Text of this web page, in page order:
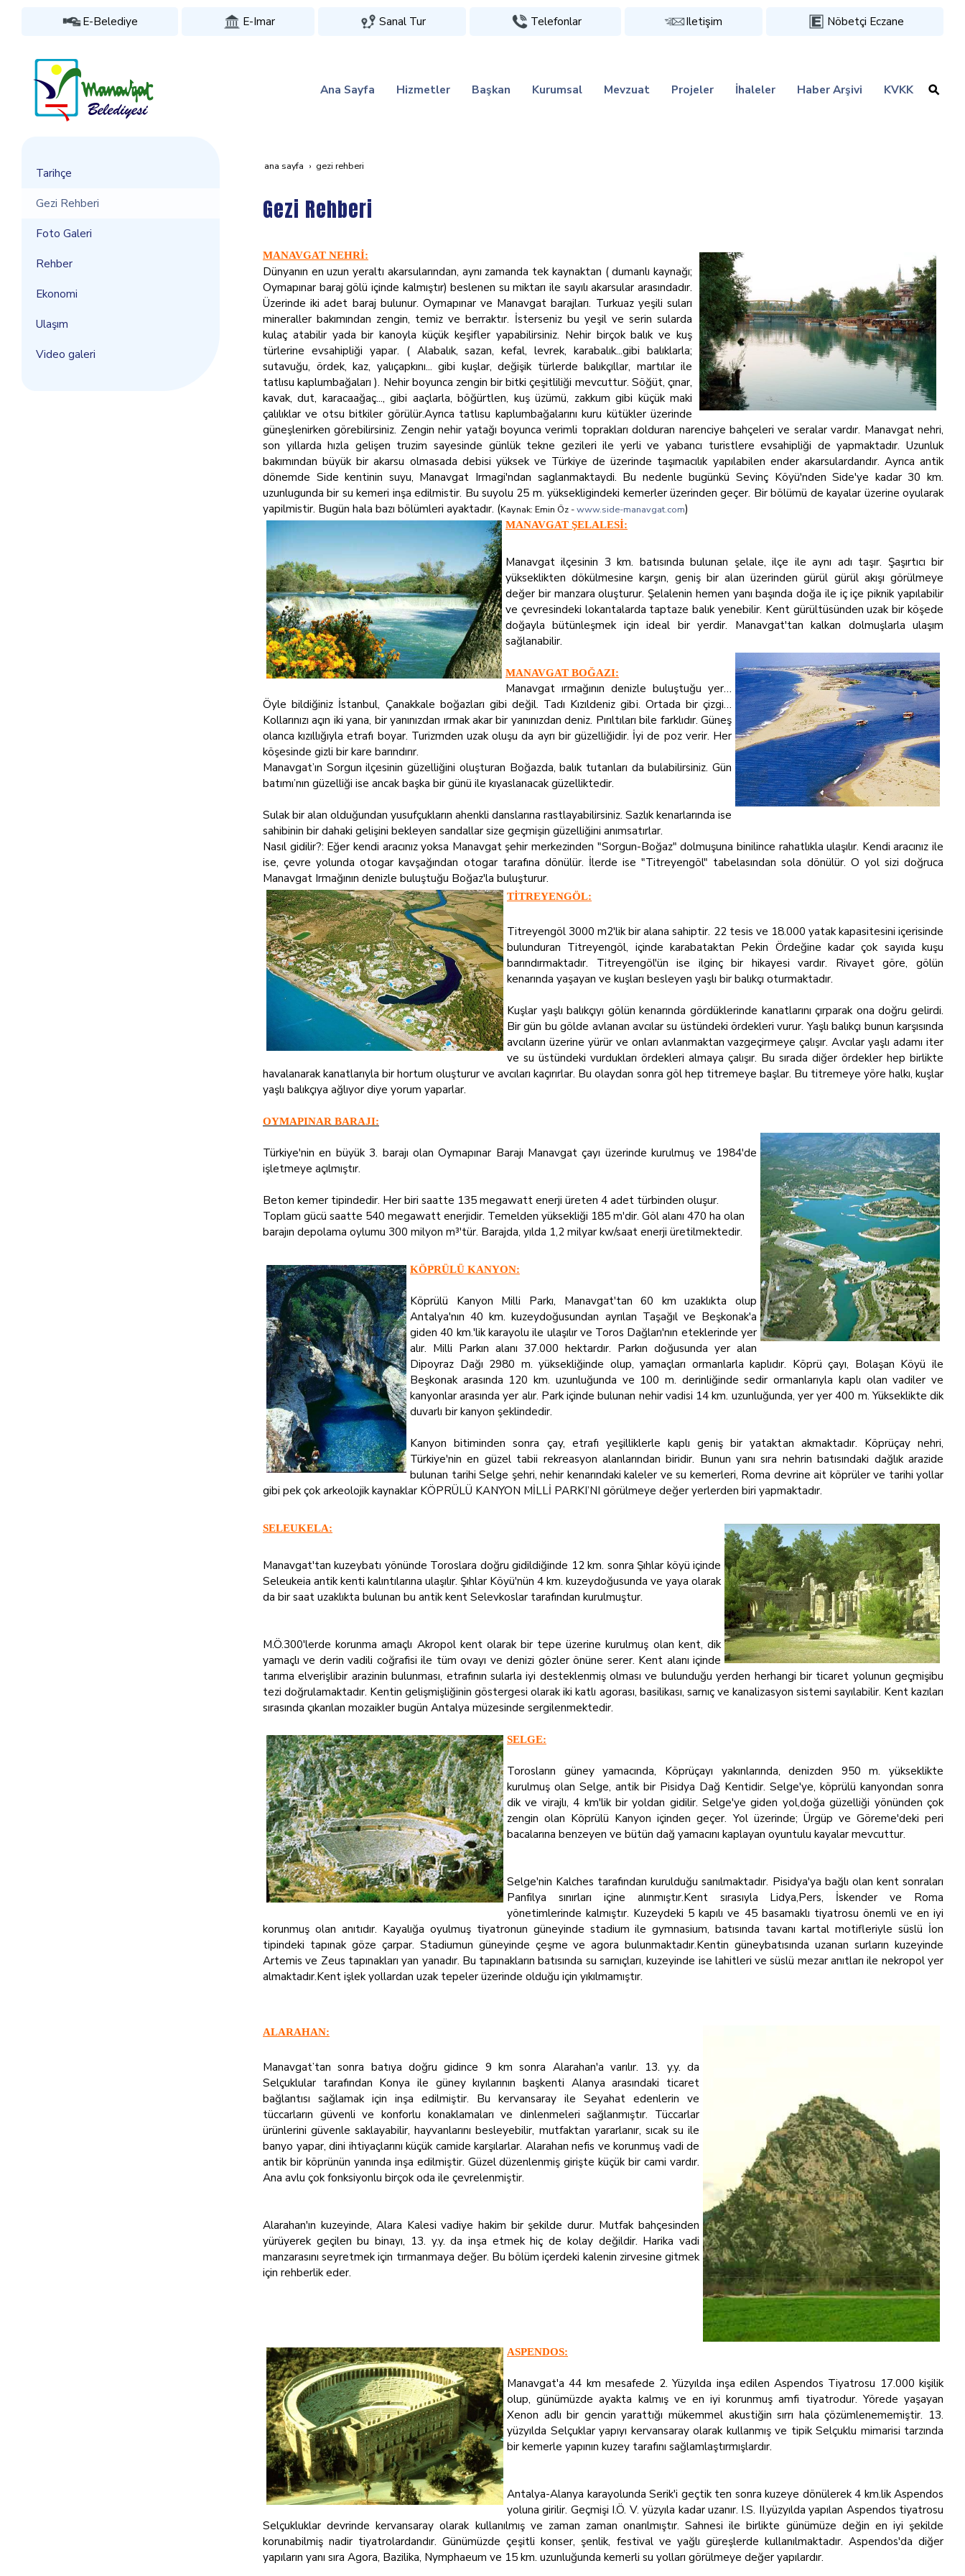
E-Belediye E-Imar Sanal Tur Telefonlar Iletişim Nöbetçi Eczane
Ana Sayfa Hizmetler Başkan Kurumsal Mevzuat Projeler İhaleler Haber Arşivi KVKK
ana sayfa gezi rehberi
Gezi Rehberi
MANAVGAT NEHRİ:
Dünyanın en uzun yeraltı akarsularından, aynı zamanda tek kaynaktan ( dumanlı kaynağı;
Oymapınar baraj gölü içinde kalmıştır) beslenen su miktarı ile sayılı akarsular arasındadır.
Üzerinde iki adet baraj bulunur. Oymapınar ve Manavgat barajları. Turkuaz yeşili suları
mineraller bakımından zengin, temiz ve berraktır. İsterseniz bu yeşil ve serin sularda
kulaç atabilir yada bir kanoyla küçük keşifler yapabilirsiniz. Nehir birçok balık ve kuş
türlerine evsahipliği yapar. ( Alabalık, sazan, kefal, levrek, karabalık...gibi balıklarla;
sutavuğu, ördek, kaz, yalıçapkını... gibi kuşlar, değişik türlerde balıkçıllar, martılar ile
tatlısu kaplumbağaları ). Nehir boyunca zengin bir bitki çeşitliliği mevcuttur. Söğüt, çınar,
kavak, dut, karacaağaç..., gibi aaçlarla, böğürtlen, kuş üzümü, zakkum gibi küçük maki
çalılıklar ve otsu bitkiler görülür.Ayrıca tatlısu kaplumbağalarını kuru kütükler üzerinde
güneşlenirken görebilirsiniz. Zengin nehir yatağı boyunca verimli toprakları dolduran narenciye bahçeleri ve seralar vardır. Manavgat nehri,
son yıllarda hızla gelişen truzim sayesinde günlük tekne gezileri ile yerli ve yabancı turistlere evsahipliği de yapmaktadır. Uzunluk
bakımından büyük bir akarsu olmasada debisi yüksek ve Türkiye de üzerinde taşımacılık yapılabilen ender akarsulardandır. Ayrıca antik
dönemde Side kentinin suyu, Manavgat Irmagi'ndan saglanmaktaydi. Bu nedenle bugünkü Sevinç Köyü'nden Side'ye kadar 30 km.
uzunlugunda bir su kemeri inşa edilmistir. Bu suyolu 25 m. yüksekligindeki kemerler üzerinden geçer. Bir bölümü de kayalar üzerine oyularak
yapilmistir. Bugün hala bazı bölümleri ayaktadır. (Kaynak: Emin Öz -www.side-manavgat.com)
MANAVGAT ŞELALESİ:
Manavgat ilçesinin 3 km. batısında bulunan şelale, ilçe ile aynı adı taşır. Şaşırtıcı bir
yükseklikten dökülmesine karşın, geniş bir alan üzerinden gürül gürül akışı görülmeye
değer bir manzara oluşturur. Şelalenin hemen yanı başında doğa ile iç içe piknik yapılabilir
ve çevresindeki lokantalarda taptaze balık yenebilir. Kent gürültüsünden uzak bir köşede
doğayla bütünleşmek için ideal bir yerdir. Manavgat'tan kalkan dolmuşlarla ulaşım
sağlanabilir.
MANAVGAT BOĞAZI:
Manavgat ırmağının denizle buluştuğu yer…
Öyle bildiğiniz İstanbul, Çanakkale boğazları gibi değil. Tadı Kızıldeniz gibi. Ortada bir çizgi…
Kollarınızı açın iki yana, bir yanınızdan ırmak akar bir yanınızdan deniz. Pırıltıları bile farklıdır. Güneş
olanca kızıllığıyla etrafı boyar. Turizmden uzak oluşu da ayrı bir güzelliğidir. İyi de poz verir. Her
köşesinde gizli bir kare barındırır.
Manavgat’ın Sorgun ilçesinin güzelliğini oluşturan Boğazda, balık tutanları da bulabilirsiniz. Gün
batımı’nın güzelliği ise ancak başka bir günü ile kıyaslanacak güzelliktedir.
Sulak bir alan olduğundan yusufçukların ahenkli danslarına rastlayabilirsiniz. Sazlık kenarlarında ise
sahibinin bir dahaki gelişini bekleyen sandallar size geçmişin güzelliğini anımsatırlar.
Nasıl gidilir?: Eğer kendi aracınız yoksa Manavgat şehir merkezinden "Sorgun-Boğaz" dolmuşuna binilince rahatlıkla ulaşılır. Kendi aracınız ile
ise, çevre yolunda otogar kavşağından otogar tarafına dönülür. İlerde ise "Titreyengöl" tabelasından sola dönülür. O yol sizi doğruca
Manavgat Irmağının denizle buluştuğu Boğaz'la buluşturur.
TİTREYENGÖL:
Titreyengöl 3000 m2'lik bir alana sahiptir. 22 tesis ve 18.000 yatak kapasitesini içerisinde
bulunduran Titreyengöl, içinde karabataktan Pekin Ördeğine kadar çok sayıda kuşu
barındırmaktadır. Titreyengöl'ün ise ilginç bir hikayesi vardır. Rivayet göre, gölün
kenarında yaşayan ve kuşları besleyen yaşlı bir balıkçı oturmaktadır.
Kuşlar yaşlı balıkçıyı gölün kenarında gördüklerinde kanatlarını çırparak ona doğru gelirdi.
Bir gün bu gölde avlanan avcılar su üstündeki ördekleri vurur. Yaşlı balıkçı bunun karşısında
avcıların üzerine yürür ve onları avlanmaktan vazgeçirmeye çalışır. Avcılar yaşlı adamı iter
ve su üstündeki vurdukları ördekleri almaya çalışır. Bu sırada diğer ördekler hep birlikte
havalanarak kanatlarıyla bir hortum oluşturur ve avcıları kaçırırlar. Bu olaydan sonra göl hep titremeye başlar. Bu titremeye yöre halkı, kuşlar
yaşlı balıkçıya ağlıyor diye yorum yaparlar.
OYMAPINAR BARAJI:
Türkiye'nin en büyük 3. barajı olan Oymapınar Barajı Manavgat çayı üzerinde kurulmuş ve 1984'de
işletmeye açılmıştır.
Beton kemer tipindedir. Her biri saatte 135 megawatt enerji üreten 4 adet türbinden oluşur.
Toplam gücü saatte 540 megawatt enerjidir. Temelden yüksekliği 185 m'dir. Göl alanı 470 ha olan
barajın depolama oylumu 300 milyon m³'tür. Barajda, yılda 1,2 milyar kw/saat enerji üretilmektedir.
KÖPRÜLÜ KANYON:
Köprülü Kanyon Milli Parkı, Manavgat'tan 60 km uzaklıkta olup
Antalya'nın 40 km. kuzeydoğusundan ayrılan Taşağıl ve Beşkonak'a
giden 40 km.'lik karayolu ile ulaşılır ve Toros Dağları'nın eteklerinde yer
alır. Milli Parkın alanı 37.000 hektardır. Parkın doğusunda yer alan
Dipoyraz Dağı 2980 m. yüksekliğinde olup, yamaçları ormanlarla kaplıdır. Köprü çayı, Bolaşan Köyü ile
Beşkonak arasında 120 km. uzunluğunda ve 100 m. derinliğinde sedir ormanlarıyla kaplı olan vadiler ve
kanyonlar arasında yer alır. Park içinde bulunan nehir vadisi 14 km. uzunluğunda, yer yer 400 m. Yükseklikte dik
duvarlı bir kanyon şeklindedir.
Kanyon bitiminden sonra çay, etrafı yeşilliklerle kaplı geniş bir yataktan akmaktadır. Köprüçay nehri,
Türkiye'nin en güzel tabii rekreasyon alanlarından biridir. Bunun yanı sıra nehrin batısındaki dağlık arazide
bulunan tarihi Selge şehri, nehir kenarındaki kaleler ve su kemerleri, Roma devrine ait köprüler ve tarihi yollar
gibi pek çok arkeolojik kaynaklar KÖPRÜLÜ KANYON MİLLİ PARKI’NI görülmeye değer yerlerden biri yapmaktadır.
SELEUKELA:
Manavgat'tan kuzeybatı yönünde Toroslara doğru gidildiğinde 12 km. sonra Şıhlar köyü içinde
Seleukeia antik kenti kalıntılarına ulaşılır. Şıhlar Köyü'nün 4 km. kuzeydoğusunda ve yaya olarak
da bir saat uzaklıkta bulunan bu antik kent Selevkoslar tarafından kurulmuştur.
M.Ö.300'lerde korunma amaçlı Akropol kent olarak bir tepe üzerine kurulmuş olan kent, dik
yamaçlı ve derin vadili coğrafisi ile tüm ovayı ve denizi gözler önüne serer. Kent alanı içinde
tarıma elverişlibir arazinin bulunması, etrafının sularla iyi desteklenmiş olması ve bulunduğu yerden herhangi bir ticaret yolunun geçmişibu
tezi doğrulamaktadır. Kentin gelişmişliğinin göstergesi olarak iki katlı agorası, basilikası, sarnıç ve kanalizasyon sistemi sayılabilir. Kent kazıları
sırasında çıkarılan mozaikler bugün Antalya müzesinde sergilenmektedir.
SELGE:
Torosların güney yamacında, Köprüçayı yakınlarında, denizden 950 m. yükseklikte
kurulmuş olan Selge, antik bir Pisidya Dağ Kentidir. Selge'ye, köprülü kanyondan sonra
dik ve virajlı, 4 km'lik bir yoldan gidilir. Selge'ye giden yol,doğa güzelliği yönünden çok
zengin olan Köprülü Kanyon içinden geçer. Yol üzerinde; Ürgüp ve Göreme'deki peri
bacalarına benzeyen ve bütün dağ yamacını kaplayan oyuntulu kayalar mevcuttur.
Selge'nin Kalches tarafından kurulduğu sanılmaktadır. Pisidya'ya bağlı olan kent sonraları
Panfilya sınırları içine alınmıştır.Kent sırasıyla Lidya,Pers, İskender ve Roma
yönetimlerinde kalmıştır. Kuzeydeki 5 kapılı ve 45 basamaklı tiyatrosu önemli ve en iyi
korunmuş olan anıtıdır. Kayalığa oyulmuş tiyatronun güneyinde stadium ile gymnasium, batısında tavanı kartal motifleriyle süslü İon
tipindeki tapınak göze çarpar. Stadiumun güneyinde çeşme ve agora bulunmaktadır.Kentin güneybatısında uzanan surların kuzeyinde
Artemis ve Zeus tapınakları yan yanadır. Bu tapınakların batısında su sarnıçları, kuzeyinde ise lahitleri ve süslü mezar anıtları ile nekropol yer
almaktadır.Kent işlek yollardan uzak tepeler üzerinde olduğu için yıkılmamıştır.
ALARAHAN:
Manavgat’tan sonra batıya doğru gidince 9 km sonra Alarahan'a varılır. 13. y.y. da
Selçuklular tarafından Konya ile güney kıyılarının başkenti Alanya arasındaki ticaret
bağlantısı sağlamak için inşa edilmiştir. Bu kervansaray ile Seyahat edenlerin ve
tüccarların güvenli ve konforlu konaklamaları ve dinlenmeleri sağlanmıştır. Tüccarlar
ürünlerini güvenle saklayabilir, hayvanlarını besleyebilir, mutfaktan yararlanır, sıcak su ile
banyo yapar, dini ihtiyaçlarını küçük camide karşılarlar. Alarahan nefis ve korunmuş vadi de
antik bir köprünün yanında inşa edilmiştir. Güzel düzenlenmiş girişte küçük bir cami vardır.
Ana avlu çok fonksiyonlu birçok oda ile çevrelenmiştir.
Alarahan'ın kuzeyinde, Alara Kalesi vadiye hakim bir şekilde durur. Mutfak bahçesinden
yürüyerek geçilen bu binayı, 13. y.y. da inşa etmek hiç de kolay değildir. Harika vadi
manzarasını seyretmek için tırmanmaya değer. Bu bölüm içerdeki kalenin zirvesine gitmek
için rehberlik eder.
ASPENDOS:
Manavgat'a 44 km mesafede 2. Yüzyılda inşa edilen Aspendos Tiyatrosu 17.000 kişilik
olup, günümüzde ayakta kalmış ve en iyi korunmuş amfi tiyatrodur. Yörede yaşayan
Xenon adlı bir gencin yarattığı mükemmel akustiğin sırrı hala çözümlenememiştir. 13.
yüzyılda Selçuklar yapıyı kervansaray olarak kullanmış ve tipik Selçuklu mimarisi tarzında
bir kemerle yapının kuzey tarafını sağlamlaştırmışlardır.
Antalya-Alanya karayolunda Serik'i geçtik ten sonra kuzeye dönülerek 4 km.lik Aspendos
yoluna girilir. Geçmişi I.Ö. V. yüzyıla kadar uzanır. I.S. II.yüzyılda yapılan Aspendos tiyatrosu
Selçukluklar devrinde kervansaray olarak kullanılmış ve zaman zaman onarılmıştır. Sahnesi ile birlikte günümüze değin en iyi şekilde
korunabilmiş nadir tiyatrolardandır. Günümüzde çeşitli konser, şenlik, festival ve yağlı güreşlerde kullanılmaktadır. Aspendos'da diğer
yapıların yanı sıra Agora, Bazilika, Nymphaeum ve 15 km. uzunluğunda kemerli su yolları görülmeye değer yapılardır.
Tarihçe
Gezi Rehberi
Foto Galeri
Rehber
Ekonomi
Ulaşım
Video galeri